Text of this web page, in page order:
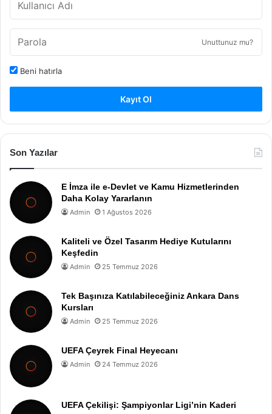
Unuttunuz mu?
Beni hatırla
Kayıt Ol
Son Yazılar
E İmza ile e-Devlet ve Kamu Hizmetlerinden
Daha Kolay Yararlanın
Admin 1 Ağustos 2026
Kaliteli ve Özel Tasarım Hediye Kutularını
Keşfedin
Admin 25 Temmuz 2026
Tek Başınıza Katılabileceğiniz Ankara Dans
Kursları
Admin 25 Temmuz 2026
UEFA Çeyrek Final Heyecanı
Admin 24 Temmuz 2026
UEFA Çekilişi: Şampiyonlar Ligi’nin Kaderi